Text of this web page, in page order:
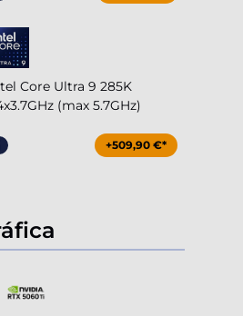
Core Ultra 9 285K
(max 5.7GHz)
+509,90 €*